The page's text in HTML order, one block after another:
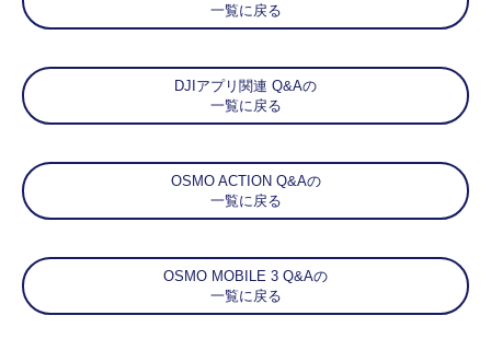
一覧に戻る
DJIアプリ関連 Q&Aの
一覧に戻る
OSMO ACTION Q&Aの
一覧に戻る
OSMO MOBILE 3 Q&Aの
一覧に戻る